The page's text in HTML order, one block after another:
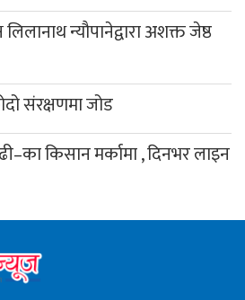
न्यौपानेद्वारा अशक्त जेष्ठ
संरक्षणमा जोड
किसान मर्कामा , दिनभर लाइन